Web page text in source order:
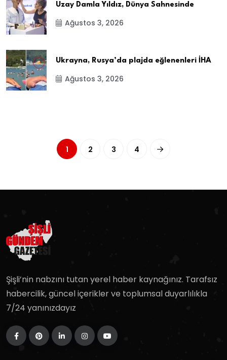
Uzay Damla Yıldız, Dünya Sahnesinde
Ağustos 3, 2026
Ukrayna, Rusya’da plajda eğlenenleri İHA
Ağustos 3, 2026
1 2 3 4
Şişli’nin nabzını tutan yerel haber kaynağınız. Tarafsız
habercilik, güncel içerikler ve toplumsal duyarlılıkla
7/24 yanınızdayız